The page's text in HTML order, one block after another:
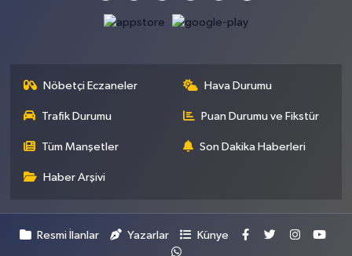
Nöbetçi Eczaneler Hava Durumu
Trafik Durumu Puan Durumu ve Fikstür
Tüm Manşetler Son Dakika Haberleri
Haber Arşivi
Resmi İlanlar Yazarlar Künye